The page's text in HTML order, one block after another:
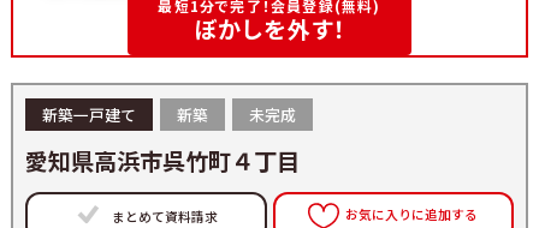
最短1分で完了！会員登録(無料)
ぼかしを外す！
新築一戸建て 新築 未完成
愛知県高浜市呉竹町４丁目
まとめて資料請求 お気に入りに追加する